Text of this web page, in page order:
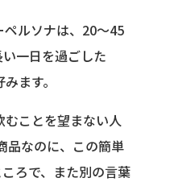
ルソナは、20〜45
一日を過ごした
ます。
ことを望まない人
品なのに、この簡単
ろで、また別の言葉